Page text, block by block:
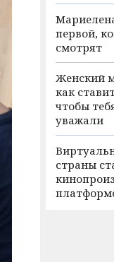
первой,
смотрят
Женский
как
чтобы
уважали
страны